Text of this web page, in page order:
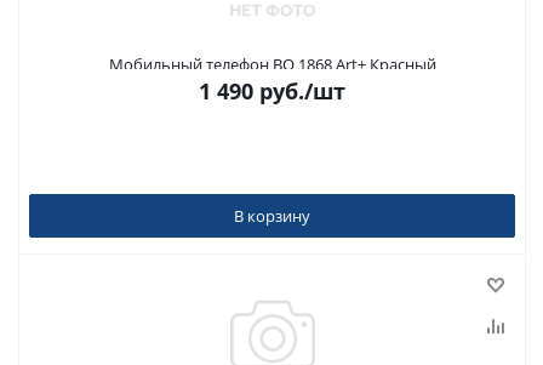
Мобильный телефон BQ 1868 Art+ Красный
1 490 руб./шт
В корзину